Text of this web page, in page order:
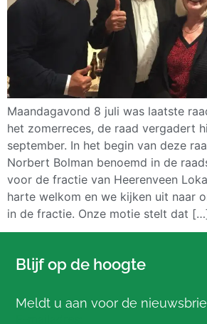
Maandagavond 8 juli was laatste
het zomerreces, de raad vergadert
september. In het begin van deze
Norbert Bolman benoemd in de
voor de fractie van Heerenveen
harte welkom en we kijken uit naar
in de fractie. Onze motie stelt dat
Blijf op de hoogte
Meldt u aan voor de